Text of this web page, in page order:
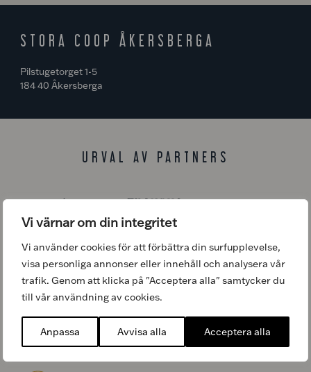
Vi värnar om din integritet
Vi använder cookies för att förbättra din surfupplevelse,
visa personliga annonser eller innehåll och analysera vår
trafik. Genom att klicka på "Acceptera alla" samtycker du
till vår användning av cookies.
Anpassa Avvisa alla Acceptera alla
STORA COOP ÅKERSBERGA
Pilstugetorget 1-5
184 40 Åkersberga
URVAL AV PARTNERS